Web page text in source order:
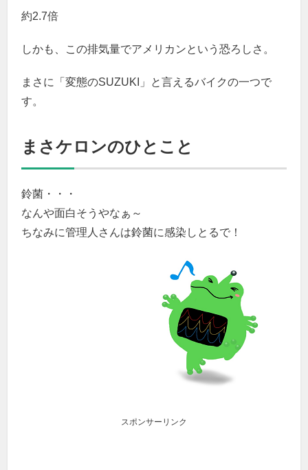
約2.7倍
しかも、この排気量でアメリカンという恐ろしさ。
まさに「変態のSUZUKI」と言えるバイクの一つで
す。
まさケロンのひとこと
鈴菌・・・
なんや面白そうやなぁ～
ちなみに管理人さんは鈴菌に感染しとるで！
スポンサーリンク